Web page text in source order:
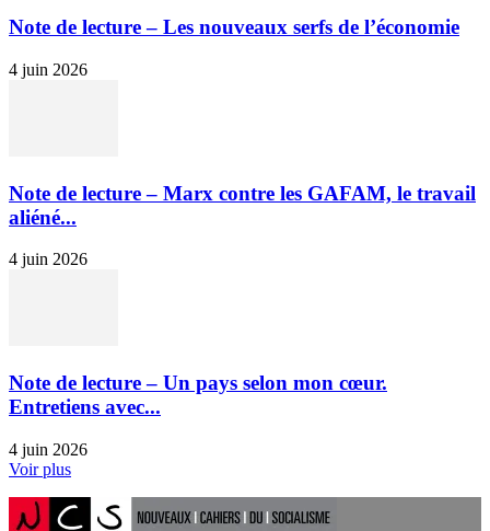
Note de lecture – Les nouveaux serfs de l’économie
4 juin 2026
Note de lecture – Marx contre les GAFAM, le travail
aliéné...
4 juin 2026
Note de lecture – Un pays selon mon cœur.
Entretiens avec...
4 juin 2026
Voir plus